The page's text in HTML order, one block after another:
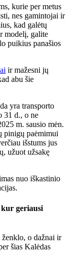
kurie per metus
nes gamintojai ir
kad galėtų
modelį, galite
puikius panašios
ir mažesni jų
abu šie
yra transporto
31 d., o ne
m. sausio mėn.
pinigų paėmimui
išstums jus
užuot užsakę
nuo iškastinio
kur geriausi
o dažnai ir
šias Kalėdas